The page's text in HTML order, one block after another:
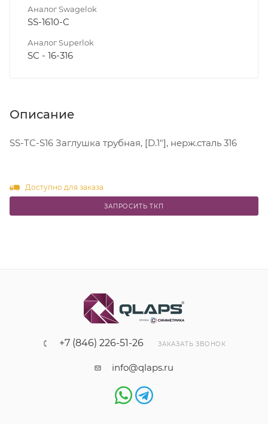
Аналог Swagelok
SS-1610-C
Аналог Superlok
SC - 16-316
Описание
SS-TC-S16 Заглушка трубная, [D.1"], нерж.сталь 316
Доступно для заказа
ЗАПРОСИТЬ ТКП
+7 (846) 226-51-26 ЗАКАЗАТЬ ЗВОНОК
info@qlaps.ru